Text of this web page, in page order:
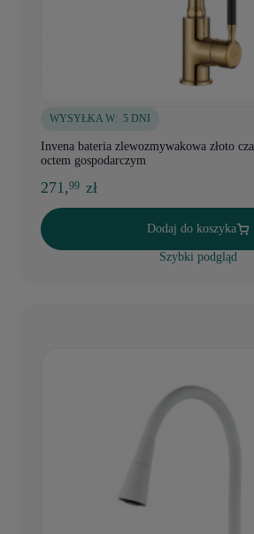
WYSYŁKA W: 5 DNI
Invena bateria zlewozmywakowa złoto
octem gospodarczym
271,99 zł
Dodaj do koszyka
Szybki podgląd